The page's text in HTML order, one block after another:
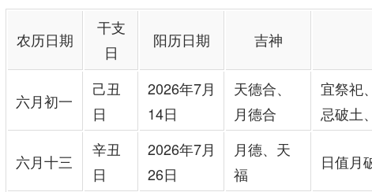
农历日期
干支
日
阳历日期 吉神
六月初一
己丑
日
2026年7月
14日
天德合、
月德合
宜祭祀
忌破土
六月十三
辛丑
日
2026年7月
26日
月德、天
福
日值月